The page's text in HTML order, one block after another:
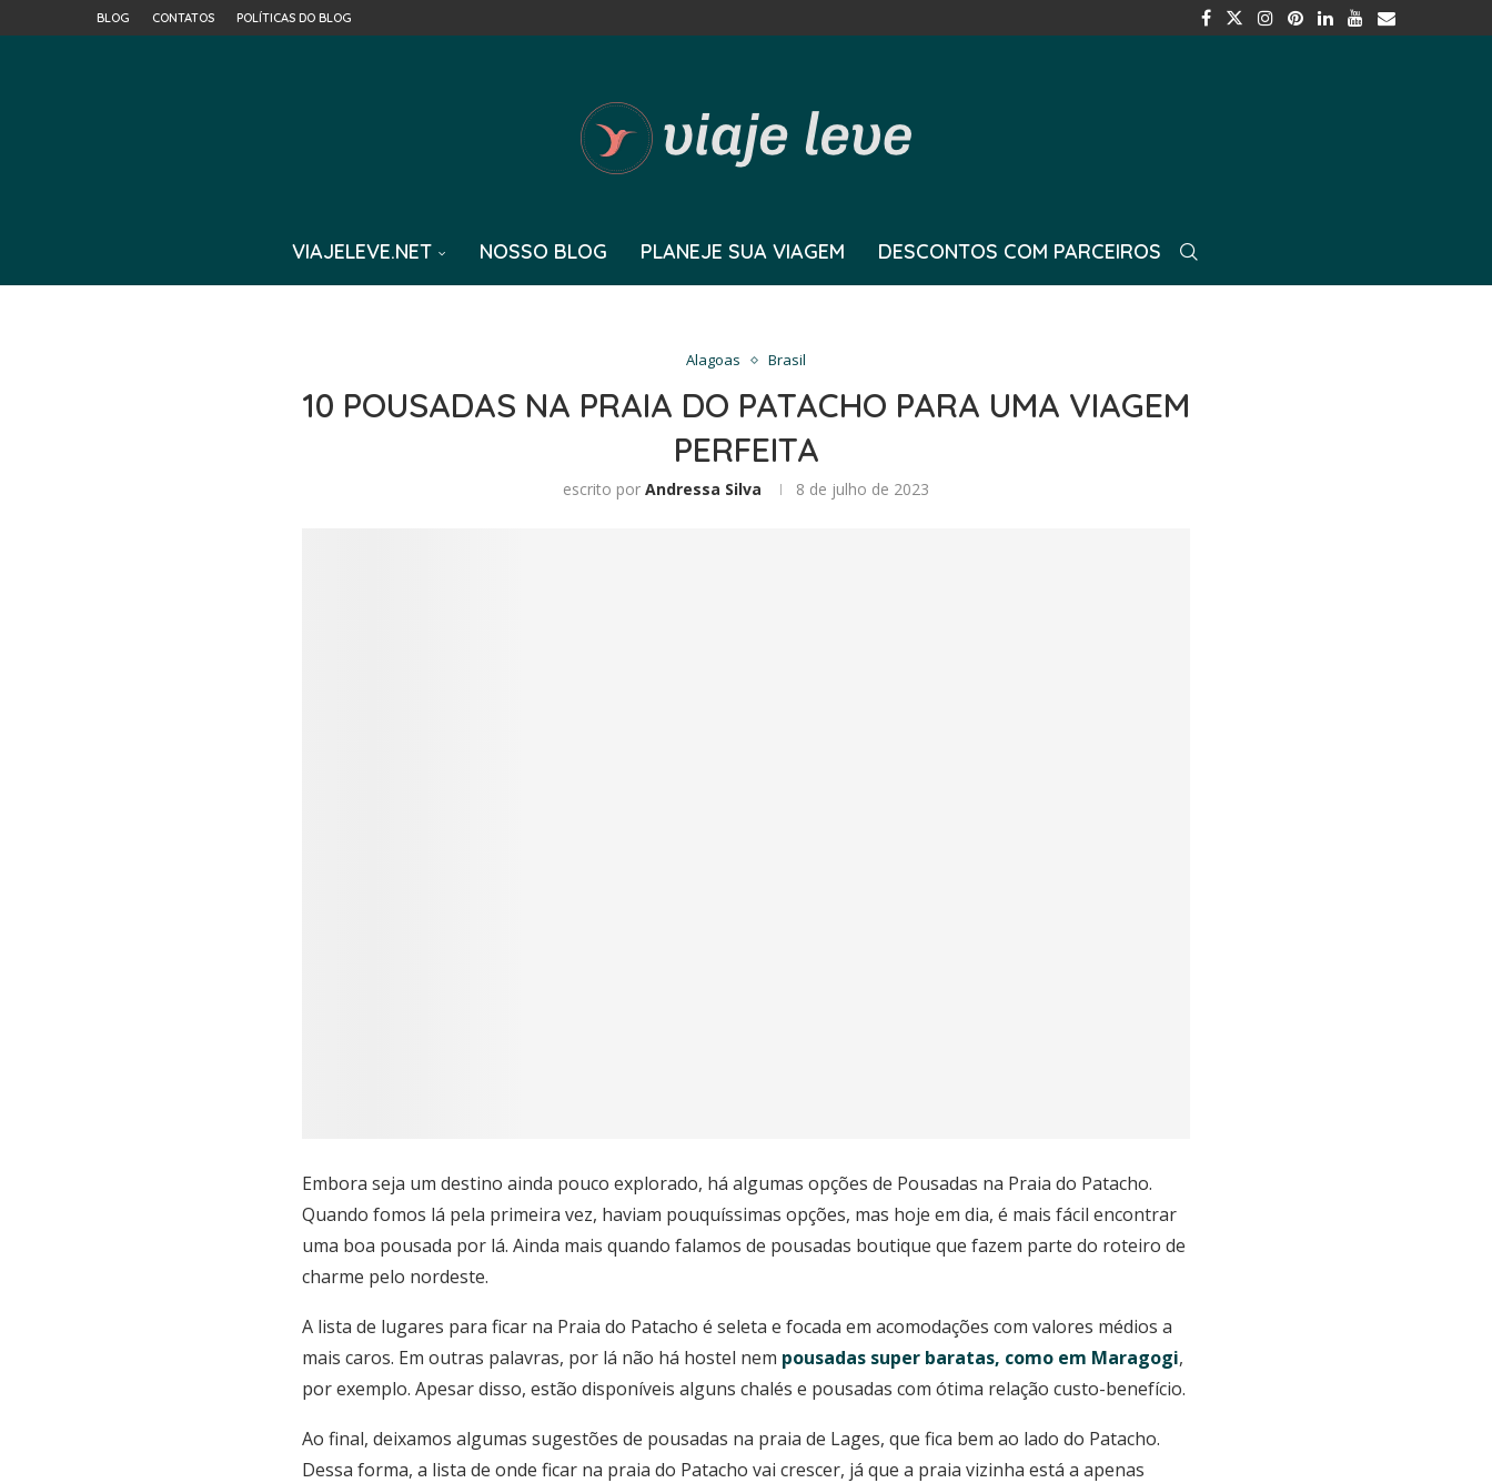
BLOG CONTATOS POLÍTICAS DO BLOG
VIAJELEVE.NET NOSSO BLOG PLANEJE SUA VIAGEM DESCONTOS COM PARCEIROS
Alagoas Brasil
10 POUSADAS NA PRAIA DO PATACHO PARA UMA VIAGEM
PERFEITA
escrito por Andressa Silva 8 de julho de 2023
Embora seja um destino ainda pouco explorado, há algumas opções de Pousadas na Praia do Patacho.
Quando fomos lá pela primeira vez, haviam pouquíssimas opções, mas hoje em dia, é mais fácil encontrar
uma boa pousada por lá. Ainda mais quando falamos de pousadas boutique que fazem parte do roteiro de
charme pelo nordeste.
A lista de lugares para ficar na Praia do Patacho é seleta e focada em acomodações com valores médios a
mais caros. Em outras palavras, por lá não há hostel nem pousadas super baratas, como em Maragogi,
por exemplo. Apesar disso, estão disponíveis alguns chalés e pousadas com ótima relação custo-benefício.
Ao final, deixamos algumas sugestões de pousadas na praia de Lages, que fica bem ao lado do Patacho.
Dessa forma, a lista de onde ficar na praia do Patacho vai crescer, já que a praia vizinha está a apenas